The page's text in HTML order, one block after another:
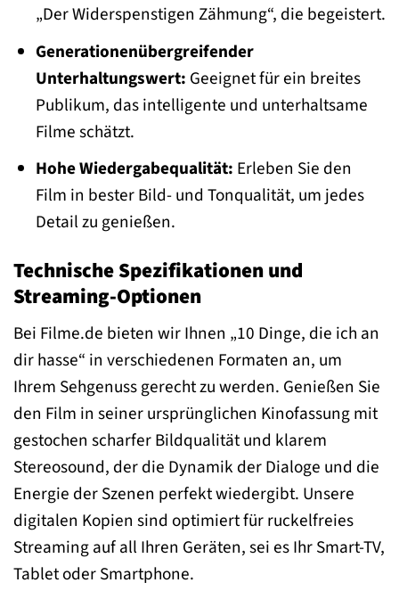
„Der Widerspenstigen Zähmung“, die begeistert.
Generationenübergreifender
Unterhaltungswert: Geeignet für ein breites
Publikum, das intelligente und unterhaltsame
Filme schätzt.
Hohe Wiedergabequalität: Erleben Sie den
Film in bester Bild- und Tonqualität, um jedes
Detail zu genießen.
Technische Spezifikationen und
Streaming-Optionen
Bei Filme.de bieten wir Ihnen „10 Dinge, die ich an
dir hasse“ in verschiedenen Formaten an, um
Ihrem Sehgenuss gerecht zu werden. Genießen Sie
den Film in seiner ursprünglichen Kinofassung mit
gestochen scharfer Bildqualität und klarem
Stereosound, der die Dynamik der Dialoge und die
Energie der Szenen perfekt wiedergibt. Unsere
digitalen Kopien sind optimiert für ruckelfreies
Streaming auf all Ihren Geräten, sei es Ihr Smart-TV,
Tablet oder Smartphone.